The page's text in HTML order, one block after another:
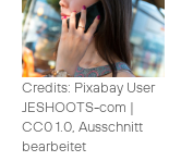
Credits: Pixabay User
JESHOOTS-com |
CC0 1.0, Ausschnitt
bearbeitet